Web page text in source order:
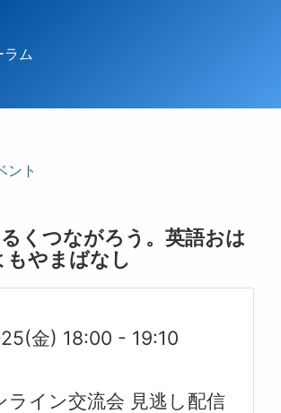
ム
ント
くつながろう。英語おは
もやまばなし
金) 18:00 - 19:10
ライン交流会 見逃し配信